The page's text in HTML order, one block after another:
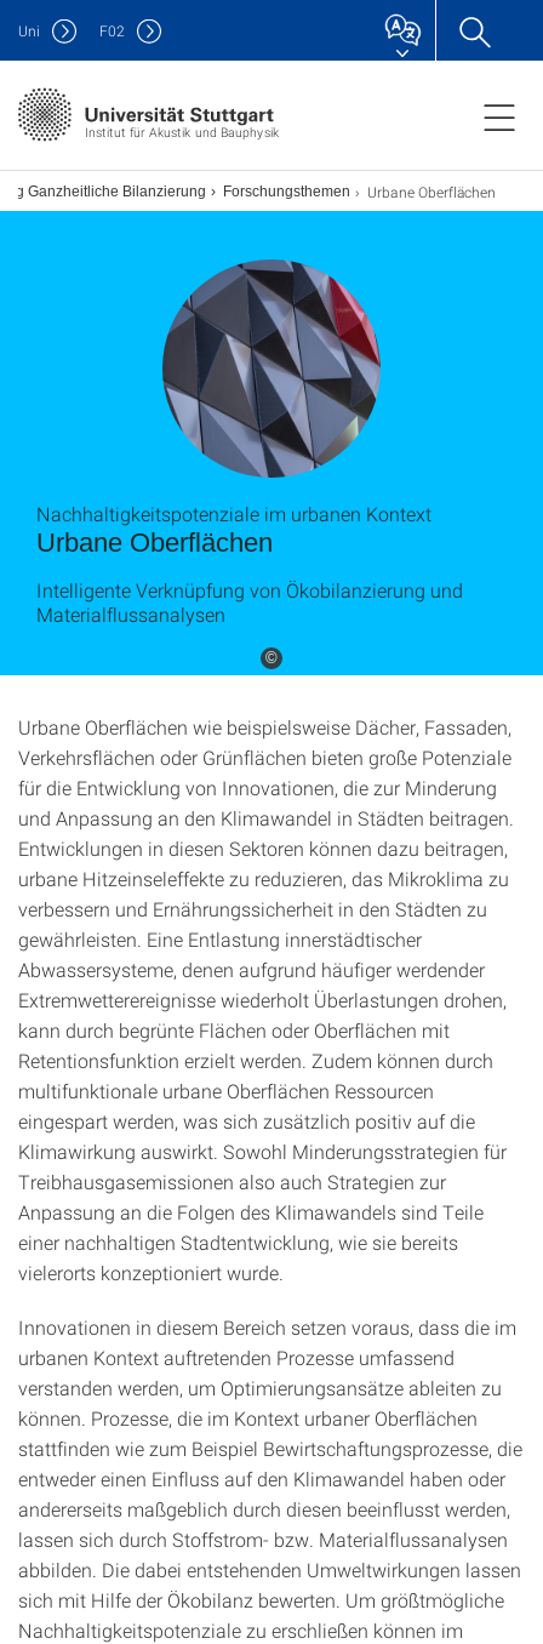
Institut für Akustik und Bauphysik
Uni F02
Ganzheitliche Bilanzierung Forschungsthemen Urbane Oberflächen
©
Urbane Oberflächen
Nachhaltigkeitspotenziale im urbanen Kontext
Intelligente Verknüpfung von Ökobilanzierung und
Materialflussanalysen
Urbane Oberflächen wie beispielsweise Dächer, Fassaden,
Verkehrsflächen oder Grünflächen bieten große Potenziale
für die Entwicklung von Innovationen, die zur Minderung
und Anpassung an den Klimawandel in Städten beitragen.
Entwicklungen in diesen Sektoren können dazu beitragen,
urbane Hitzeinseleffekte zu reduzieren, das Mikroklima zu
verbessern und Ernährungssicherheit in den Städten zu
gewährleisten. Eine Entlastung innerstädtischer
Abwassersysteme, denen aufgrund häufiger werdender
Extremwetterereignisse wiederholt Überlastungen drohen,
kann durch begrünte Flächen oder Oberflächen mit
Retentionsfunktion erzielt werden. Zudem können durch
multifunktionale urbane Oberflächen Ressourcen
eingespart werden, was sich zusätzlich positiv auf die
Klimawirkung auswirkt. Sowohl Minderungsstrategien für
Treibhausgasemissionen also auch Strategien zur
Anpassung an die Folgen des Klimawandels sind Teile
einer nachhaltigen Stadtentwicklung, wie sie bereits
vielerorts konzeptioniert wurde.
Innovationen in diesem Bereich setzen voraus, dass die im
urbanen Kontext auftretenden Prozesse umfassend
verstanden werden, um Optimierungsansätze ableiten zu
können. Prozesse, die im Kontext urbaner Oberflächen
stattfinden wie zum Beispiel Bewirtschaftungsprozesse, die
entweder einen Einfluss auf den Klimawandel haben oder
andererseits maßgeblich durch diesen beeinflusst werden,
lassen sich durch Stoffstrom- bzw. Materialflussanalysen
abbilden. Die dabei entstehenden Umweltwirkungen lassen
sich mit Hilfe der Ökobilanz bewerten. Um größtmögliche
Nachhaltigkeitspotenziale zu erschließen können im